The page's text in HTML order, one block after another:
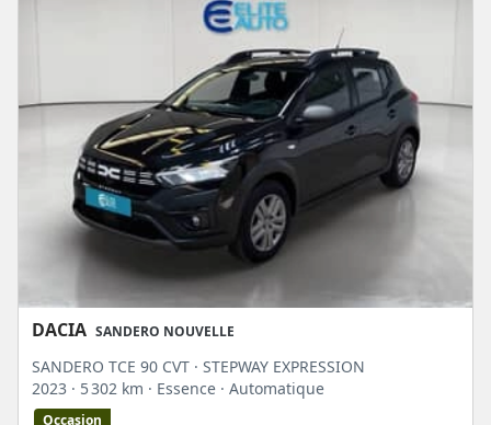
Quelle que soit sa motorisation (essence, diesel ou GPL), vous apprécierez
fonctionnalité : grand écran tactile 8", console centrale
ergonomique et climatisation automatique ;
technologie : caméra multi-vues, réplication
smartphone et carte mains libres ;
systèmes multimédias : pour disposer plus facilement
du GPS, du téléphone, de la radio, des applications,
polyvalence : système 4x4 Monitor, garde au sol de 214
mm et pneus 4 saisons.
DACIA SANDERO NOUVELLE
SANDERO TCE 90 CVT · STEPWAY EXPRESSION
2023 · 5 302 km · Essence · Automatique
Occasion